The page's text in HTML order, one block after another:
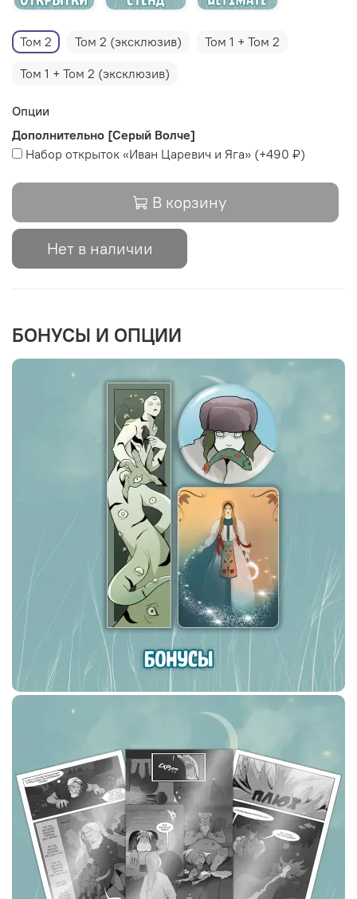
Том 2 Том 2 (эксклюзив)
Том 1 + Том 2
Том 1 + Том 2 (эксклюзив)
Опции
Дополнительно [Серый Волче]
Набор открыток «Иван Царевич и Яга» (+490 ₽)
В корзину
Нет в наличии
БОНУСЫ И ОПЦИИ